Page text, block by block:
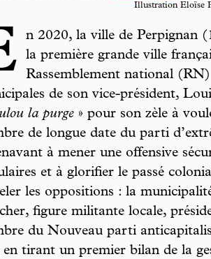
Illustration Eloïse
n 2020, la ville de Perpignan
la première grande ville
Rassemblement national
de son vice-président,
la purge » pour son zèle à
de longue date du parti
à mener une offensive
et à glorifier le passé
les oppositions : la
figure militante locale,
du Nouveau parti
tirant un premier bilan de la